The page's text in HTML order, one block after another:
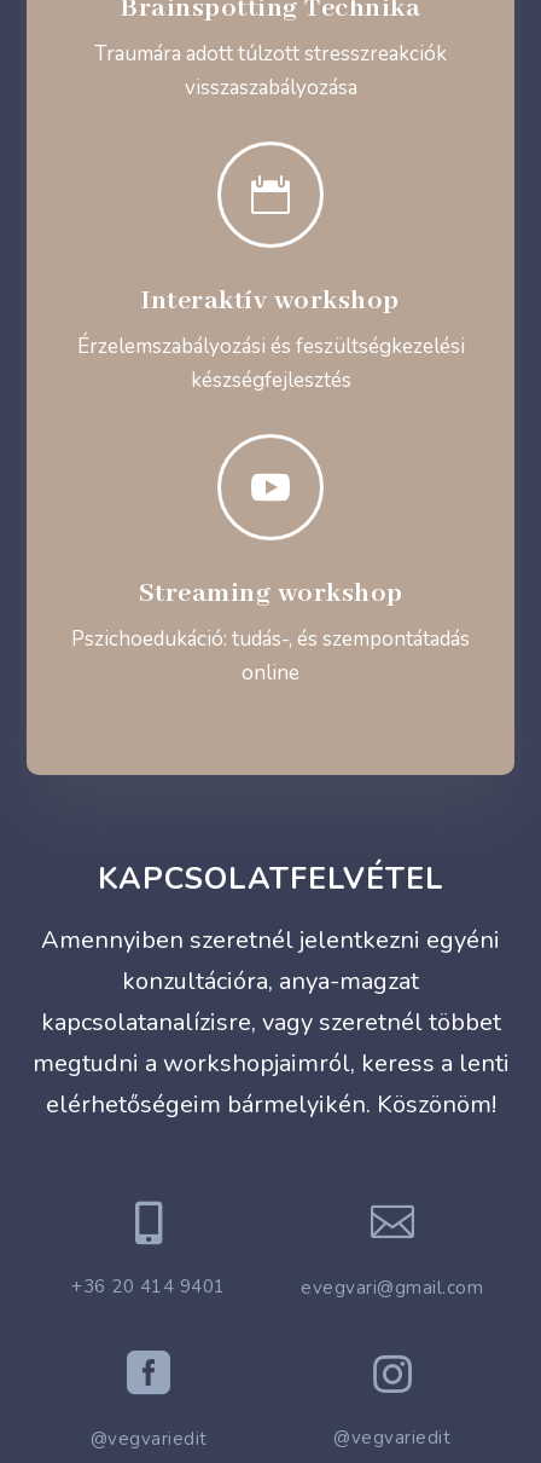
Brainspotting Technika
Traumára adott túlzott stresszreakciók
visszaszabályozása

Interaktív workshop
Érzelemszabályozási és feszültségkezelési
készségfejlesztés

Streaming workshop
Pszichoedukáció: tudás-, és szempontátadás
online
KAPCSOLATFELVÉTEL
Amennyiben szeretnél jelentkezni egyéni
konzultációra, anya-magzat
kapcsolatanalízisre, vagy szeretnél többet
megtudni a workshopjaimról, keress a lenti
elérhetőségeim bármelyikén. Köszönöm!

+36 20 414 9401

evegvari@gmail.com

@vegvariedit

@vegvariedit